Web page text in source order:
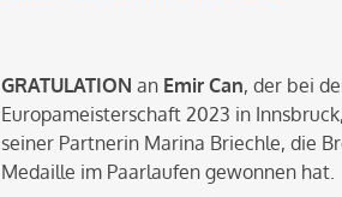
GRATULATION an Emir Can, der bei
Europameisterschaft 2023 in
seiner Partnerin Marina Briechle, die
Medaille im Paarlaufen gewonnen hat.